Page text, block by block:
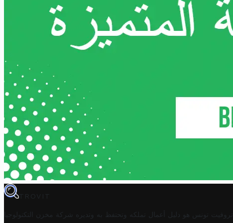
TROVIT
تروفيت تونس هو دليل أعمال تملكه وتحتفظ به وتديره شركة مخزن التكنولوجيا